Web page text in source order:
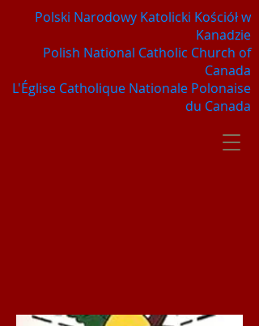
Polski Narodowy Katolicki Kościół w
Kanadzie
Polish National Catholic Church of
Canada
L'Église Catholique Nationale Polonaise
du Canada